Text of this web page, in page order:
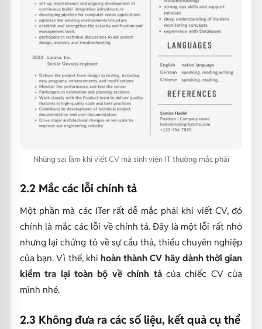
Những sai lầm khi viết CV mà sinh viên IT thường mắc phải
2.2 Mắc các lỗi chính tả
Một phần mà các ITer rất dễ mắc phải khi viết CV, đó
chính là mắc các lỗi về chính tả. Đây là một lỗi rất nhỏ
nhưng lại chứng tỏ về sự cẩu thả, thiếu chuyên nghiệp
của bạn. Vì thế, khi hoàn thành CV hãy dành thời gian
kiểm tra lại toàn bộ về chính tả của chiếc CV của
mình nhé.
2.3 Không đưa ra các số liệu, kết quả cụ thể